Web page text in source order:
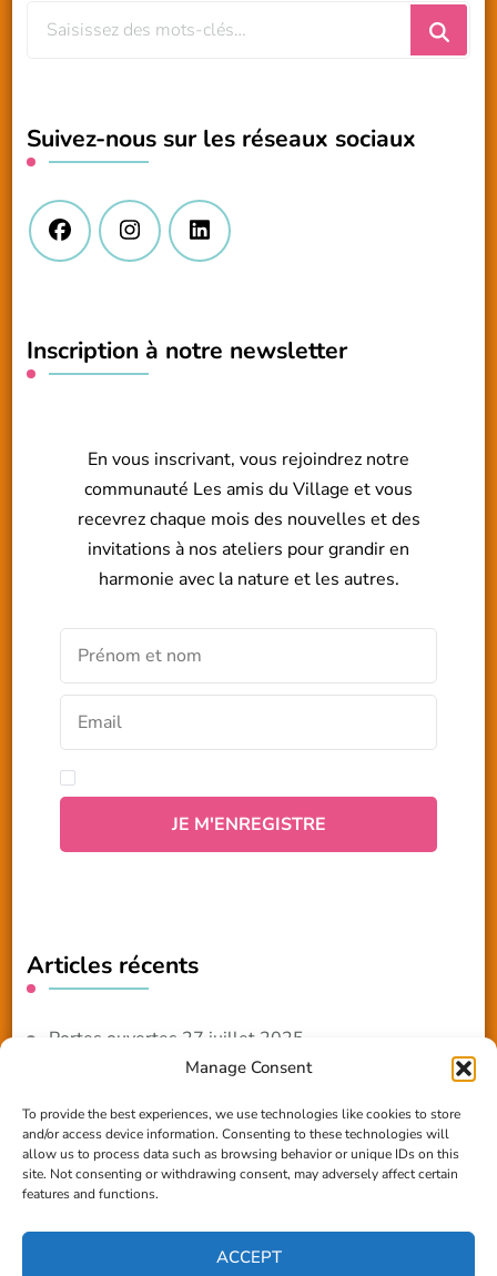
Manage Consent
To provide the best experiences, we use technologies like cookies to store
and/or access device information. Consenting to these technologies will
allow us to process data such as browsing behavior or unique IDs on this
site. Not consenting or withdrawing consent, may adversely affect certain
features and functions.
ACCEPT
?
Suivez-nous sur les réseaux sociaux
Inscription à notre newsletter
En vous inscrivant, vous rejoindrez notre
communauté Les amis du Village et vous
recevrez chaque mois des nouvelles et des
invitations à nos ateliers pour grandir en
harmonie avec la nature et les autres.
Articles récents
Portes ouvertes 27 juillet 2025
Reportage TV Com
Construction en terre-paille
Chantier Participatif Terre Paille 6/7/24